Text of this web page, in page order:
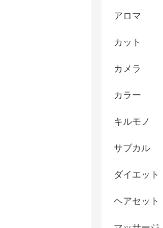
アロマ
カット
カメラ
カラー
キルモノ
サブカル
ダイエット
ヘアセット